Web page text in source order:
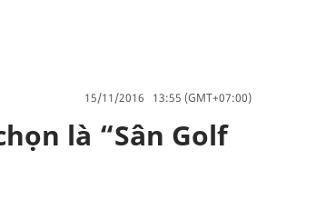
15/11/2016 13:55 (GMT+07:00)
là “Sân Golf